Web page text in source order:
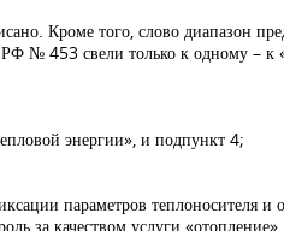
Кроме того, слово диапазон
РФ № 453 свели только к одному – к
энергии», и подпункт 4;
параметров теплоносителя и
за качеством услуги